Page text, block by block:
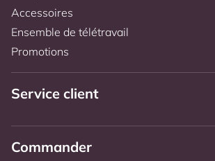
Accessoires
Ensemble de télétravail
Promotions
Service client
Commander